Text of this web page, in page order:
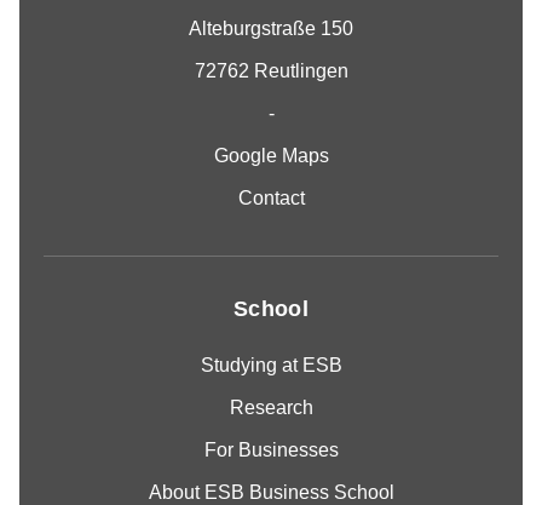
Alteburgstraße 150
72762 Reutlingen
-
Google Maps
Contact
School
Studying at ESB
Research
For Businesses
About ESB Business School